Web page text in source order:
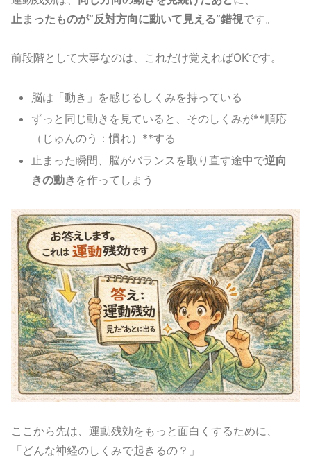
止まったものが“反対方向に動いて見える”錯視です。
前段階として大事なのは、これだけ覚えればOKです。
脳は「動き」を感じるしくみを持っている
ずっと同じ動きを見ていると、そのしくみが**順応
（じゅんのう：慣れ）**する
止まった瞬間、脳がバランスを取り直す途中で逆向
きの動き を作ってしまう
ここから先は、運動残効をもっと面白くするために、
「どんな神経のしくみで起きるの？」